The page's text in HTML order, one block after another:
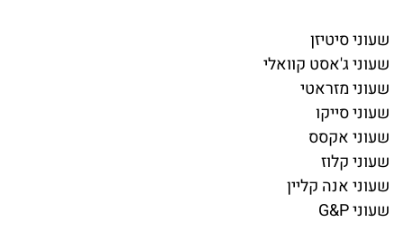
שעוני סיטיזן
שעוני ג'אסט קוואלי
שעוני מזראטי
שעוני סייקו
שעוני אקסס
שעוני קלוז
שעוני אנה קליין
שעוני G&P